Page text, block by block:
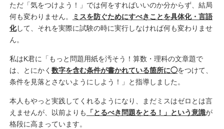
ただ「気をつけよう！」では何をすればいいのか分からず、結局
何も変わりません。
ミスを防ぐためにすべきことを具体化・言語
化して、それを実際に試験の時に実行しなければ何も変わりませ
ん。
私はK君に「もっと問題用紙を汚そう！算数・理科の文章題で
は、とにかく 数字を含む条件が書かれている箇所に◯をつけて、
条件を見落とさないようにしよう！」と指導しました。
本人もやっと実践してくれるようになり、まだミスはゼロとは言
えませんが、以前よりも
「とるべき問題をとる！」という意識が
格段に高まっています。